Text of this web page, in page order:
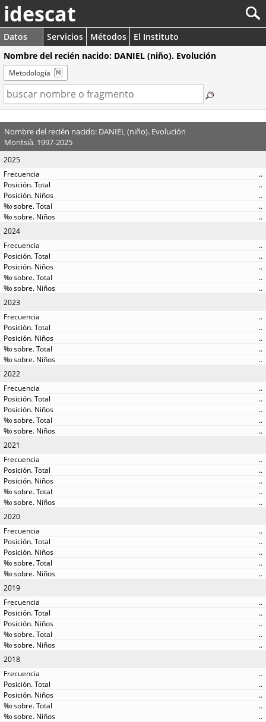
idescat
Datos Servicios Métodos
El Instituto
Nombre del recién nacido: DANIEL (niño). Evolución
Metodología
Nombre del recién nacido: DANIEL (niño). Evolución
Montsià. 1997-2025
2025
..
..
..
..
..
2024
..
..
..
..
..
2023
..
..
..
..
..
2022
..
..
..
..
..
2021
..
..
..
..
..
2020
..
..
..
..
..
2019
..
..
..
..
..
2018
..
..
..
..
..